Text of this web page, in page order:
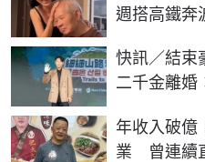
週搭高鐵奔
快訊／結束
二千金離婚
年收入破億
業 曾連續